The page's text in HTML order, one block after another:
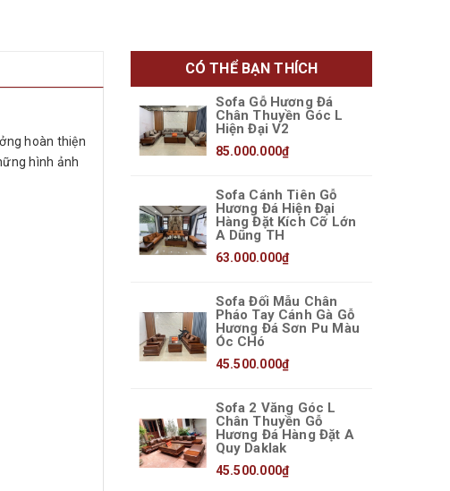
hoàn thiện
hình ảnh
CÓ THỂ BẠN THÍCH
Sofa Gỗ Hương Đá
Chân Thuyền Góc L
Hiện Đại V2
85.000.000₫
Sofa Cánh Tiên Gỗ
Hương Đá Hiện Đại
Hàng Đặt Kích Cỡ Lớn
A Dũng TH
63.000.000₫
Sofa Đối Mẫu Chân
Pháo Tay Cánh Gà Gỗ
Hương Đá Sơn Pu Màu
Óc CHó
45.500.000₫
Sofa 2 Văng Góc L
Chân Thuyền Gỗ
Hương Đá Hàng Đặt A
Quy Daklak
45.500.000₫